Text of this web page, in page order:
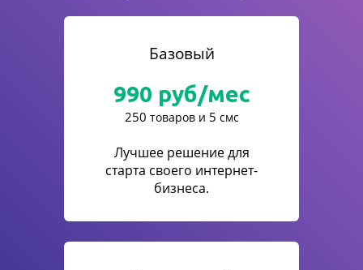
Базовый
990 руб/мес
250 товаров и 5 смс
Лучшее решение для
старта своего интернет-
бизнеса.